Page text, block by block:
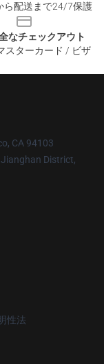
ら配送まで24/7保護
なチェックアウト
スターカード / ビザ
CA 94103
District,
性法